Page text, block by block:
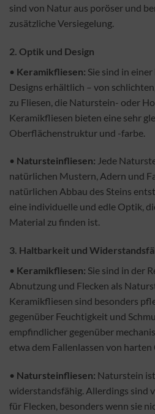
sind von Natur aus poröser und
zusätzliche Versiegelung.
2. Optik und Design
• Keramikfliesen: Sie sind in
Designs erhältlich – von
zu Fliesen, die Naturstein- oder
Keramikfliesen bieten eine sehr
Oberflächenstruktur und -farbe.
• Natursteinfliesen: Jede
natürlichen Mustern, Adern und
natürlichen Abbau des Steins
eine individuelle und edle Optik,
Material zu finden ist.
3. Haltbarkeit und
• Keramikfliesen: Sie sind in der
Abnutzung und Flecken als
Keramikfliesen sind besonders
gegenüber Feuchtigkeit und
empfindlicher gegenüber
etwa dem Fallenlassen von harten
• Natursteinfliesen: Naturstein
widerstandsfähig. Allerdings sind
für Flecken, besonders wenn sie